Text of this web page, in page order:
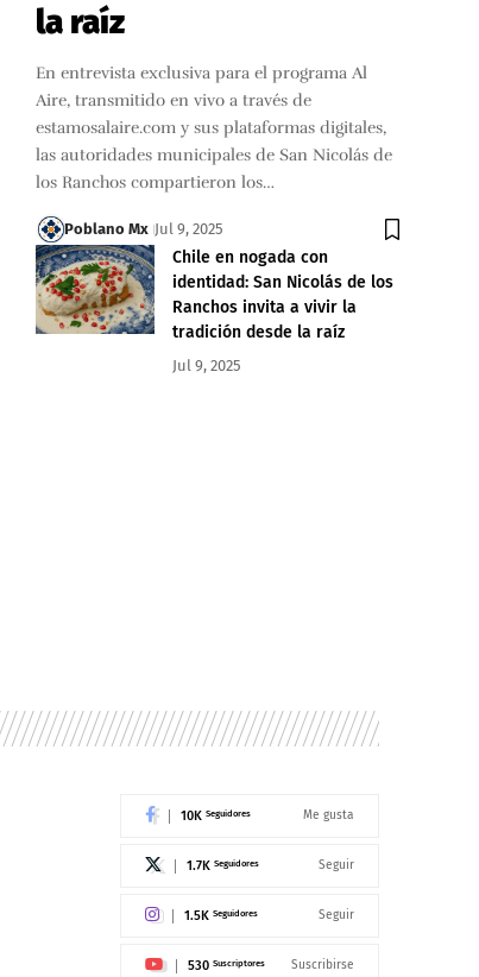
la raíz
En entrevista exclusiva para el programa Al
Aire, transmitido en vivo a través de
estamosalaire.com y sus plataformas digitales,
las autoridades municipales de San Nicolás de
los Ranchos compartieron los…
Poblano Mx Jul 9, 2025
Chile en nogada con
identidad: San Nicolás de los
Ranchos invita a vivir la
tradición desde la raíz
Jul 9, 2025
10K Seguidores Me gusta
1.7K Seguidores Seguir
1.5K Seguidores Seguir
530 Suscriptores Suscribirse